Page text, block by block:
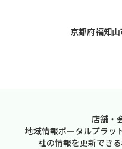
京都府福知
店舗・
地域情報ポータルプラッ
社の情報を更新でき